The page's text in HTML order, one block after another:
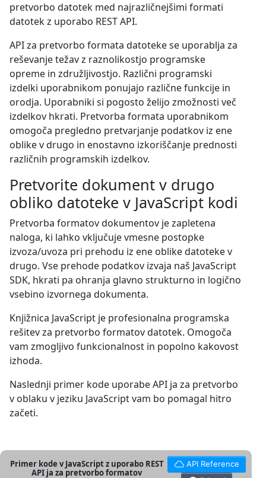
pretvorbo datotek med najrazličnejšimi formati
datotek z uporabo REST API.
API za pretvorbo formata datoteke se uporablja za
reševanje težav z raznolikostjo programske
opreme in združljivostjo. Različni programski
izdelki uporabnikom ponujajo različne funkcije in
orodja. Uporabniki si pogosto želijo zmožnosti več
izdelkov hkrati. Pretvorba formata uporabnikom
omogoča pregledno pretvarjanje podatkov iz ene
oblike v drugo in enostavno izkoriščanje prednosti
različnih programskih izdelkov.
Pretvorite dokument v drugo
obliko datoteke v JavaScript kodi
Pretvorba formatov dokumentov je zapletena
naloga, ki lahko vključuje vmesne postopke
izvoza/uvoza pri prehodu iz ene oblike datoteke v
drugo. Vse prehode podatkov izvaja naš JavaScript
SDK, hkrati pa ohranja glavno strukturno in logično
vsebino izvornega dokumenta.
Knjižnica JavaScript je profesionalna programska
rešitev za pretvorbo formatov datotek. Omogoča
vam zmogljivo funkcionalnost in popolno kakovost
izhoda.
Naslednji primer kode uporabe API ja za pretvorbo
v oblaku v jeziku JavaScript vam bo pomagal hitro
začeti.
Primer kode v JavaScript z uporabo REST
API ja za pretvorbo formatov
API Reference